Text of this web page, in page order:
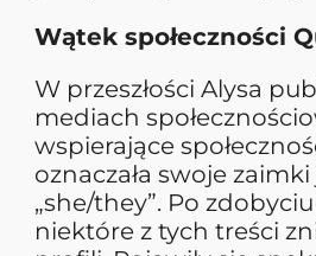
Wątek społeczności
W przeszłości Alysa
mediach
wspierające
oznaczała swoje
„she/they”. Po
niektóre z tych treści